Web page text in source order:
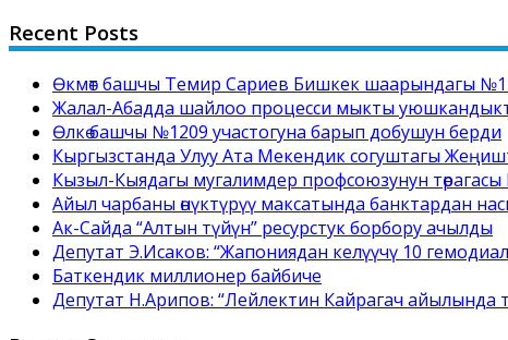
Recent Posts
Өкмөт башчы Темир Сариев Бишкек шаарындагы
Жалал-Абадда шайлоо процесси мыкты уюшкандыкта
Өлкө башчы №1209 участогуна барып добушун берди
Кыргызстанда Улуу Ата Мекендик согуштагы
Кызыл-Кыядагы мугалимдер профсоюзунун
Айыл чарбаны өнүктүрүү максатында банктардан
Ак-Сайда “Алтын түйүн” ресурстук борбору ачылды
Депутат Э.Исаков: “Жапониядан келүүчү 10
Баткендик миллионер байбиче
Депутат Н.Арипов: “Лейлектин Кайрагач айылында